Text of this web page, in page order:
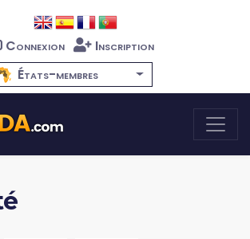
Connexion
Inscription
États-membres